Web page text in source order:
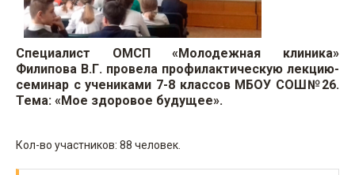
Специалист ОМСП «Молодежная клиника»
Филипова В.Г. провела профилактическую лекцию-
семинар с учениками 7-8 классов МБОУ СОШ№26.
Тема: «Мое здоровое будущее».
Кол-во участников: 88 человек.